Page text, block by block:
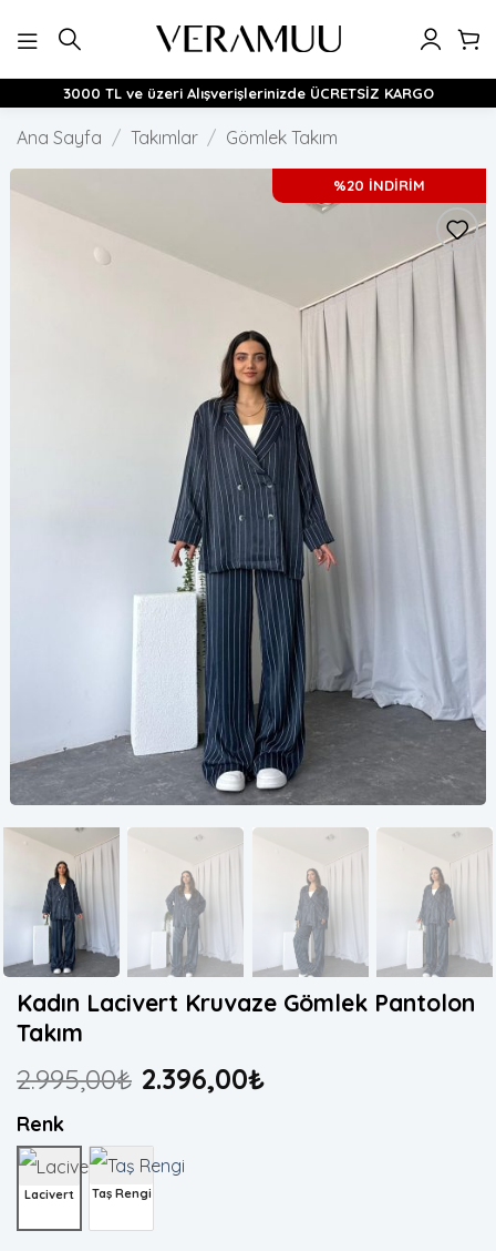
atla
3000 TL ve üzeri Alışverişlerinizde ÜCRETSİZ KARGO
Ana Sayfa / Takımlar / Gömlek Takım
%20 İNDİRİM
Kadın Lacivert Kruvaze Gömlek Pantolon
Takım
2.995,00₺ 2.396,00₺
Renk
Lacivert Taş Rengi